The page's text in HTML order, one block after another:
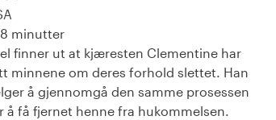
minutter
finner ut at kjæresten Clementine har
minnene om deres forhold slettet. Han
å gjennomgå den samme prosessen
å få fjernet henne fra hukommelsen.